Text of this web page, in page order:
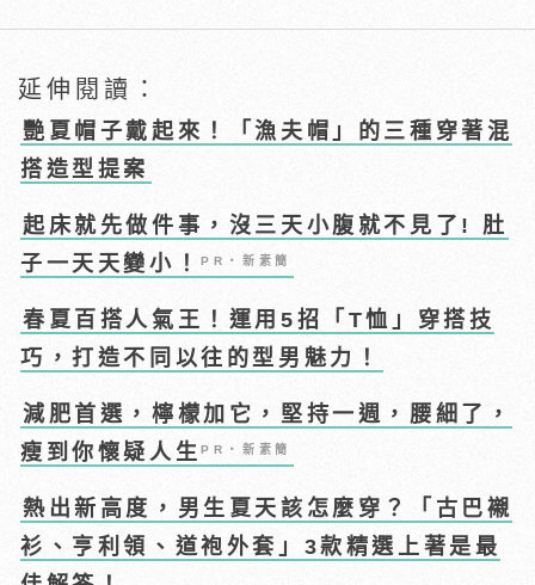
延伸閱讀：
艷夏帽子戴起來！「漁夫帽」的三種穿著混
搭造型提案
起床就先做件事，沒三天小腹就不見了! 肚
子一天天變小！PR・新素簡
春夏百搭人氣王！運用5招「T恤」穿搭技
巧，打造不同以往的型男魅力！
減肥首選，檸檬加它，堅持一週，腰細了，
瘦到你懷疑人生PR・新素簡
熱出新高度，男生夏天該怎麼穿？「古巴襯
衫、亨利領、道袍外套」3款精選上著是最